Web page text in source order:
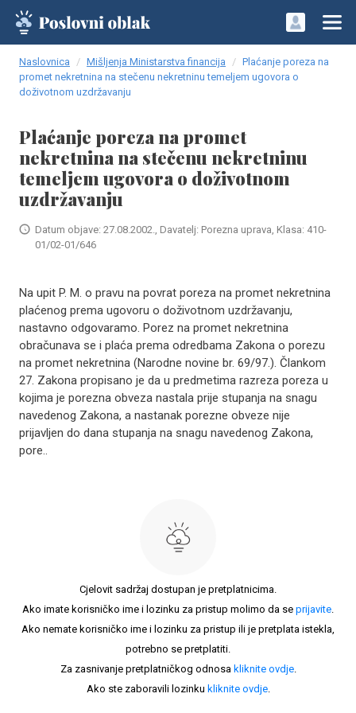
Naslovnica Mišljenja Ministarstva financija
Plaćanje poreza na
promet nekretnina na stečenu nekretninu temeljem ugovora o
doživotnom uzdržavanju
Plaćanje poreza na promet
nekretnina na stečenu nekretninu
temeljem ugovora o doživotnom
uzdržavanju
Datum objave: 27.08.2002., Davatelj: Porezna uprava, Klasa: 410-
01/02-01/646
Na upit P. M. o pravu na povrat poreza na promet nekretnina
plaćenog prema ugovoru o doživotnom uzdržavanju,
nastavno odgovaramo. Porez na promet nekretnina
obračunava se i plaća prema odredbama Zakona o porezu
na promet nekretnina (Narodne novine br. 69/97.). Člankom
27. Zakona propisano je da u predmetima razreza poreza u
kojima je porezna obveza nastala prije stupanja na snagu
navedenog Zakona, a nastanak porezne obveze nije
prijavljen do dana stupanja na snagu navedenog Zakona,
pore..
Cjelovit sadržaj dostupan je pretplatnicima.
Ako imate korisničko ime i lozinku za pristup molimo da se prijavite.
Ako nemate korisničko ime i lozinku za pristup ili je pretplata istekla,
potrebno se pretplatiti.
Za zasnivanje pretplatničkog odnosa kliknite ovdje.
Ako ste zaboravili lozinku kliknite ovdje.